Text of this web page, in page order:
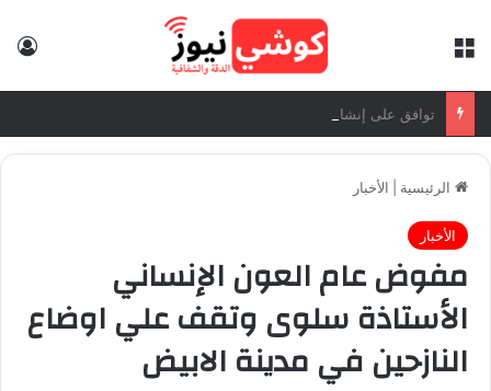
الرئيسية الأخبار
الأخبار
مفوض عام العون الإنساني
الأستاذة سلوى وتقف علي اوضاع
النازحين في مدينة الابيض